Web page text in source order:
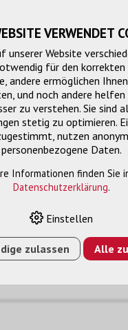
VERWENDET
unserer Website
für den
andere ermöglichen
und noch andere helfen
zu verstehen. Sie sind
stetig zu optimieren.
nutzen
personenbezogene Daten.
Informationen finden Sie
Datenschutzerklärung.
Einstellen
zulassen Alle